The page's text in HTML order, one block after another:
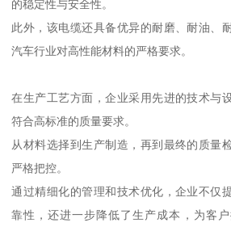
的稳定性与安全性。
此外，该电缆还具备优异的耐磨、耐油、
汽车行业对高性能材料的严格要求。
在生产工艺方面，企业采用先进的技术与
符合高标准的质量要求。
从材料选择到生产制造，再到最终的质量
严格把控。
通过精细化的管理和技术优化，企业不仅
靠性，还进一步降低了生产成本，为客